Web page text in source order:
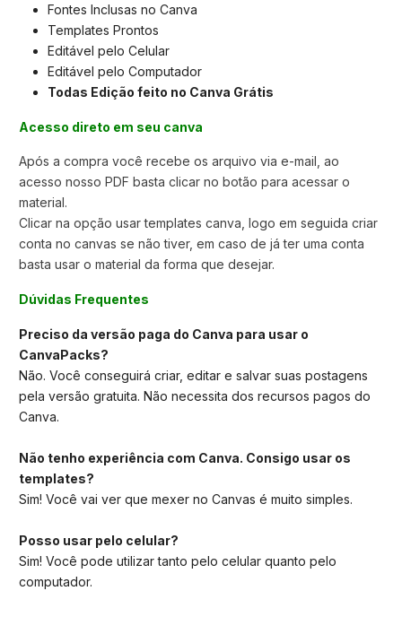
Fontes Inclusas no Canva
Templates Prontos
Editável pelo Celular
Editável pelo Computador
Todas Edição feito no Canva Grátis
Acesso direto em seu canva
Após a compra você recebe os arquivo via e-mail, ao
acesso nosso PDF basta clicar no botão para acessar o
material.
Clicar na opção usar templates canva, logo em seguida criar
conta no canvas se não tiver, em caso de já ter uma conta
basta usar o material da forma que desejar.
Dúvidas Frequentes
Preciso da versão paga do Canva para usar o
CanvaPacks?
Não. Você conseguirá criar, editar e salvar suas postagens
pela versão gratuita. Não necessita dos recursos pagos do
Canva.
Não tenho experiência com Canva. Consigo usar os
templates?
Sim! Você vai ver que mexer no Canvas é muito simples.
Posso usar pelo celular?
Sim! Você pode utilizar tanto pelo celular quanto pelo
computador.